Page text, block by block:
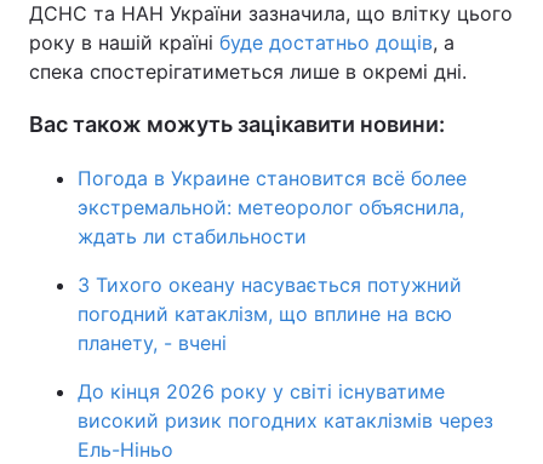
ДСНС та НАН України зазначила, що влітку цього
року в нашій країні буде достатньо дощів, а
спека спостерігатиметься лише в окремі дні.
Вас також можуть зацікавити новини:
Погода в Украине становится всё более
экстремальной: метеоролог объяснила,
ждать ли стабильности
З Тихого океану насувається потужний
погодний катаклізм, що вплине на всю
планету, - вчені
До кінця 2026 року у світі існуватиме
високий ризик погодних катаклізмів через
Ель-Ніньо